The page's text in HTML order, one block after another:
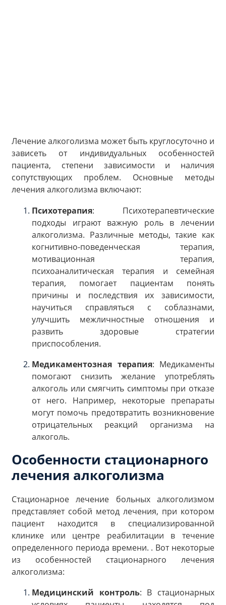
Лечение алкоголизма может быть круглосуточно и
зависеть от индивидуальных особенностей
пациента, степени зависимости и наличия
сопутствующих проблем. Основные методы
лечения алкоголизма включают:
Психотерапия: Психотерапевтические
подходы играют важную роль в лечении
алкоголизма. Различные методы, такие как
когнитивно-поведенческая терапия,
мотивационная терапия,
психоаналитическая терапия и семейная
терапия, помогает пациентам понять
причины и последствия их зависимости,
научиться справляться с соблазнами,
улучшить межличностные отношения и
развить здоровые стратегии
приспособления.
Медикаментозная терапия: Медикаменты
помогают снизить желание употреблять
алкоголь или смягчить симптомы при отказе
от него. Например, некоторые препараты
могут помочь предотвратить возникновение
отрицательных реакций организма на
алкоголь.
Особенности стационарного
лечения алкоголизма
Стационарное лечение больных алкоголизмом
представляет собой метод лечения, при котором
пациент находится в специализированной
клинике или центре реабилитации в течение
определенного периода времени. . Вот некоторые
из особенностей стационарного лечения
алкоголизма:
Медицинский контроль: В стационарных